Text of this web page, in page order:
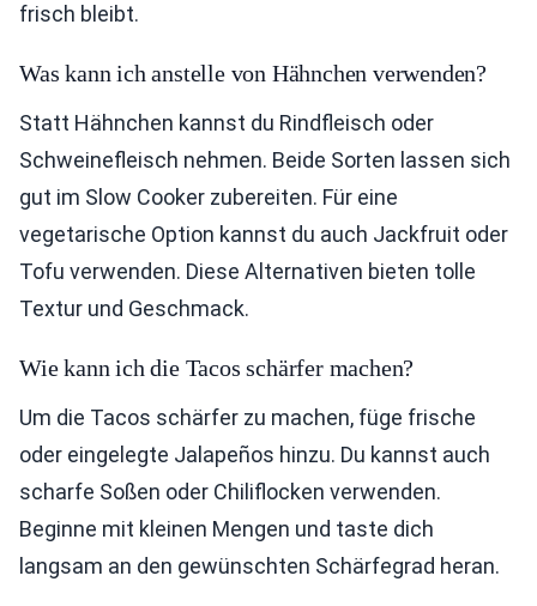
frisch bleibt.
Was kann ich anstelle von Hähnchen verwenden?
Statt Hähnchen kannst du Rindfleisch oder
Schweinefleisch nehmen. Beide Sorten lassen sich
gut im Slow Cooker zubereiten. Für eine
vegetarische Option kannst du auch Jackfruit oder
Tofu verwenden. Diese Alternativen bieten tolle
Textur und Geschmack.
Wie kann ich die Tacos schärfer machen?
Um die Tacos schärfer zu machen, füge frische
oder eingelegte Jalapeños hinzu. Du kannst auch
scharfe Soßen oder Chiliflocken verwenden.
Beginne mit kleinen Mengen und taste dich
langsam an den gewünschten Schärfegrad heran.